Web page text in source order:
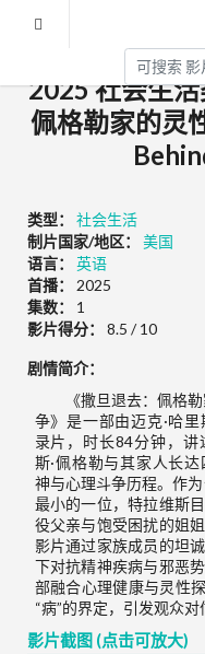
2025 社会生
佩格勒家的灵
类型：
社会生活
制片国家/地区：
美国
语言：
英语
首播：
2025
集数：
1
影片得分：
8.5 / 10
剧情简介：
《撒旦退去：佩格
争》是一部由迈克·哈
录片，时长84分钟，讲
斯·佩格勒与其家人长
神与心理斗争历程。作
最小的一位，特拉维斯
役父亲与饱受困扰的姐
影片通过家族成员的坦
下对抗精神疾病与邪恶
部融合心理健康与灵性
“病”的界定，引发观众
影片截图 (点击可放大)